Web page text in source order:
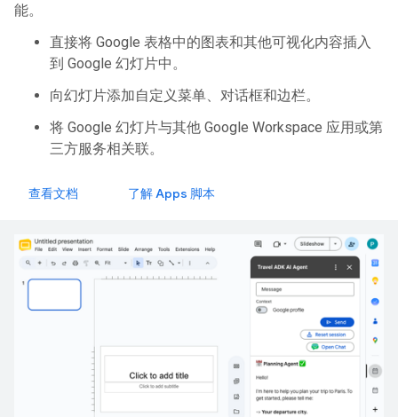
能。
直接将 Google 表格中的图表和其他可视化内容插入
到 Google 幻灯片中。
向幻灯片添加自定义菜单、对话框和边栏。
将 Google 幻灯片与其他 Google Workspace 应用或第
三方服务相关联。
查看文档 了解 Apps 脚本